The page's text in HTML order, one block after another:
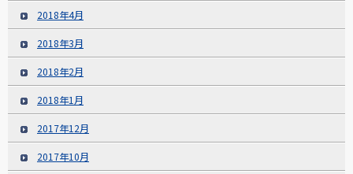
2018年4月
2018年3月
2018年2月
2018年1月
2017年12月
2017年10月